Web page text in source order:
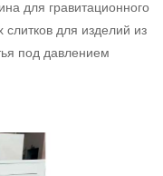
для гравитационного
для изделий из
под давлением